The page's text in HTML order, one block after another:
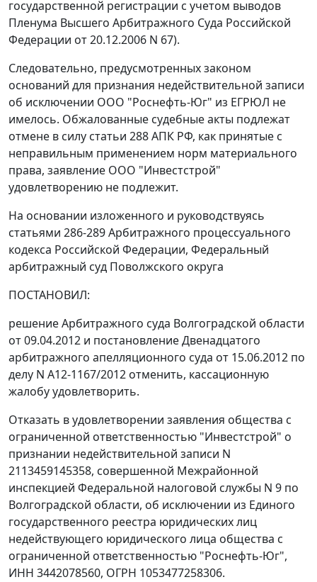
государственной регистрации с учетом выводов
Пленума Высшего Арбитражного Суда Российской
Федерации от 20.12.2006 N 67).
Следовательно, предусмотренных законом
оснований для признания недействительной записи
об исключении ООО "Роснефть-Юг" из ЕГРЮЛ не
имелось. Обжалованные судебные акты подлежат
отмене в силу статьи 288АПК РФ, как принятые с
неправильным применением норм материального
права, заявление ООО "Инвестстрой"
удовлетворению не подлежит.
На основании изложенного и руководствуясь
статьями 286-289Арбитражного процессуального
кодекса Российской Федерации, Федеральный
арбитражный суд Поволжского округа
ПОСТАНОВИЛ:
решениеАрбитражного суда Волгоградской области
от 09.04.2012 и постановлениеДвенадцатого
арбитражного апелляционного суда от 15.06.2012 по
делу N А12-1167/2012 отменить, кассационную
жалобу удовлетворить.
Отказать в удовлетворении заявления общества с
ограниченной ответственностью "Инвестстрой" о
признании недействительной записи N
2113459145358, совершенной Межрайонной
инспекцией Федеральной налоговой службы N 9 по
Волгоградской области, об исключении из Единого
государственного реестра юридических лиц
недействующего юридического лица общества с
ограниченной ответственностью "Роснефть-Юг",
ИНН 3442078560, ОГРН 1053477258306.